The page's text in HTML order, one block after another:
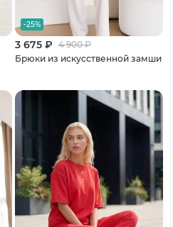
-25%
3 675 ₽ 4 900₽
Брюки из искусственной замши